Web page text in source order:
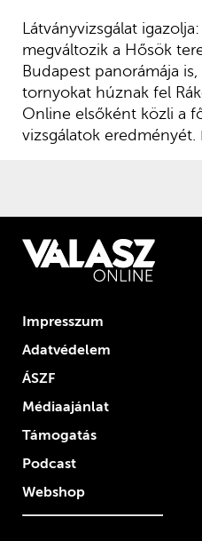
Látványvizsgálat
megváltozik a Hősök
Budapest panorámája
tornyokat húznak fel
Online elsőként közli a
vizsgálatok eredményét.
Impresszum
Adatvédelem
ÁSZF
Médiaajánlat
Támogatás
Podcast
Webshop